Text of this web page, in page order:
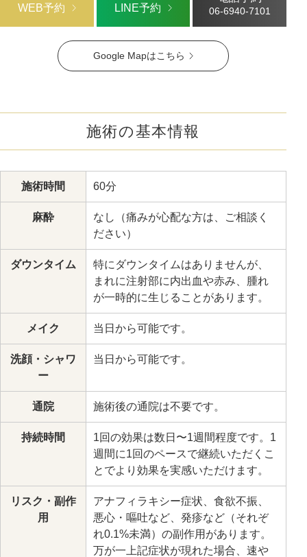
Google Mapはこちら
WEB予約 LINE予約 06-6940-7101
施術の基本情報
施術時間 60分
麻酔
なし（痛みが心配な方は、ご相談く
ださい）
ダウンタイム
特にダウンタイムはありませんが、
まれに注射部に内出血や赤み、腫れ
が一時的に生じることがあります。
メイク 当日から可能です。
洗顔・シャワ
ー
当日から可能です。
通院 施術後の通院は不要です。
持続時間
1回の効果は数日〜1週間程度です。1
週間に1回のペースで継続いただくこ
とでより効果を実感いただけます。
リスク・副作
用
アナフィラキシー症状、食欲不振、
悪心・嘔吐など、発疹など（それぞ
れ0.1%未満）の副作用があります。
万が一上記症状が現れた場合、速や